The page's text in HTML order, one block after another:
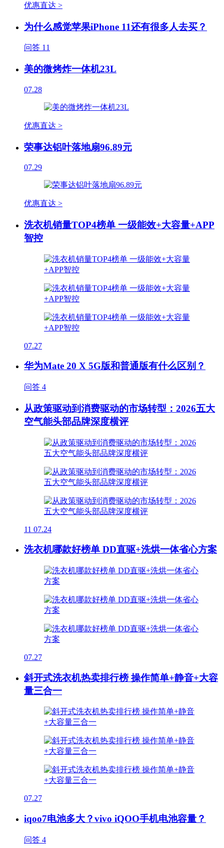
优惠直达 >
为什么感觉苹果iPhone 11还有很多人去买？
问答 11
美的微烤炸一体机23L
07.28
优惠直达 >
荣事达铝叶落地扇96.89元
07.29
优惠直达 >
洗衣机销量TOP4榜单 一级能效+大容量+APP
智控
07.27
华为Mate 20 X 5G版和普通版有什么区别？
问答 4
从政策驱动到消费驱动的市场转型：2026五大
空气能头部品牌深度横评
11 07.24
洗衣机哪款好榜单 DD直驱+洗烘一体省心方案
07.27
斜开式洗衣机热卖排行榜 操作简单+静音+大容
量三合一
07.27
iqoo7电池多大？vivo iQOO手机电池容量？
问答 4